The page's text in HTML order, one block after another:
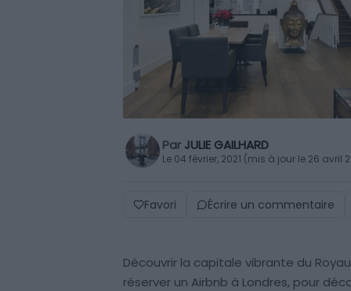
Par JULIE GAILHARD
Le 04 février, 2021 (mis à jour le 26 avril
Favori Écrire un commentaire
Découvrir la capitale vibrante du
réserver un Airbnb à Londres, pour